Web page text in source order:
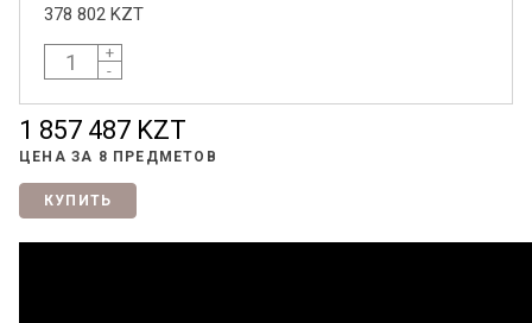
378 802 KZT
+
-
1 857 487 KZT
КУПИТЬ
ЦЕНА ЗА 8 ПРЕДМЕТОВ